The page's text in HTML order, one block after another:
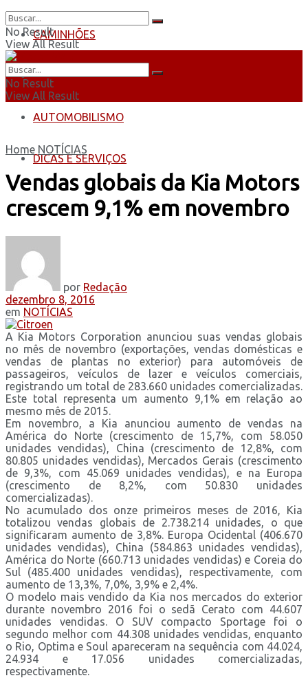
CAMINHÕES
ÔNIBUS
AUTOMOBILISMO
DICAS E SERVIÇOS
No Result
View All Result
No Result
View All Result
Home NOTÍCIAS
Vendas globais da Kia Motors
crescem 9,1% em novembro
por Redação
dezembro 8, 2016
em NOTÍCIAS
A Kia Motors Corporation anunciou suas vendas globais
no mês de novembro (exportações, vendas domésticas e
vendas de plantas no exterior) para automóveis de
passageiros, veículos de lazer e veículos comerciais,
registrando um total de 283.660 unidades comercializadas.
Este total representa um aumento 9,1% em relação ao
mesmo mês de 2015.
Em novembro, a Kia anunciou aumento de vendas na
América do Norte (crescimento de 15,7%, com 58.050
unidades vendidas), China (crescimento de 12,8%, com
80.805 unidades vendidas), Mercados Gerais (crescimento
de 9,3%, com 45.069 unidades vendidas), e na Europa
(crescimento de 8,2%, com 50.830 unidades
comercializadas).
No acumulado dos onze primeiros meses de 2016, Kia
totalizou vendas globais de 2.738.214 unidades, o que
significaram aumento de 3,8%. Europa Ocidental (406.670
unidades vendidas), China (584.863 unidades vendidas),
América do Norte (660.713 unidades vendidas) e Coreia do
Sul (485.400 unidades vendidas), respectivamente, com
aumento de 13,3%, 7,0%, 3,9% e 2,4%.
O modelo mais vendido da Kia nos mercados do exterior
durante novembro 2016 foi o sedã Cerato com 44.607
unidades vendidas. O SUV compacto Sportage foi o
segundo melhor com 44.308 unidades vendidas, enquanto
o Rio, Optima e Soul apareceram na sequência com 44.024,
24.934 e 17.056 unidades comercializadas,
respectivamente.